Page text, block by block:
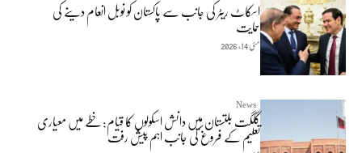
اسکاٹ ریٹر کی جانب سے پاکستان کو نوبل انعام دینے کی
حمایت
مئی 14, 2026
News
گلگت بلتستان میں دانش اسکولوں کا قیام: خطے میں معیاری
تعلیم کے فروغ کی جانب اہم پیش رفت